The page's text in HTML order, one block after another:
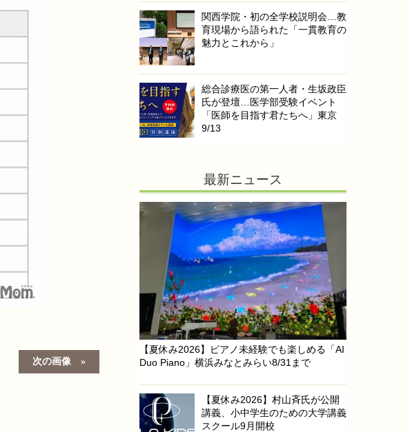
次の画像
関西学院・初の全学校説明会…教
育現場から語られた「一貫教育の
魅力とこれから」
総合診療医の第一人者・生坂政臣
氏が登壇…医学部受験イベント
「医師を目指す君たちへ」東京
9/13
最新ニュース
【夏休み2026】ピアノ未経験でも楽しめる「AI
Duo Piano」横浜みなとみらい8/31まで
【夏休み2026】村山斉氏が公開
講義、小中学生のための大学講義
スクール9月開校